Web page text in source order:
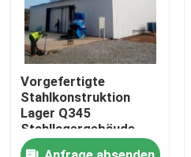
Vorgefertigte
Stahlkonstruktion
Lager Q345
Stahllagergebäude